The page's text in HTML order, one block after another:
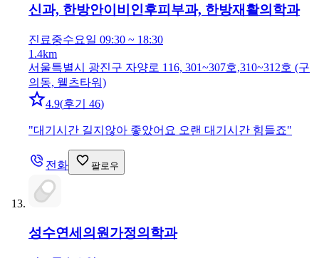
신과, 한방안이비인후피부과, 한방재활의학과
진료중수요일 09:30 ~ 18:30
1.4km
서울특별시 광진구 자양로 116, 301~307호,310~312호 (구
의동, 웰츠타워)
4.9(후기 46)
"대기시간 길지않아 좋았어요 오랜 대기시간 힘들죠"
전화 팔로우
성수연세의원 가정의학과